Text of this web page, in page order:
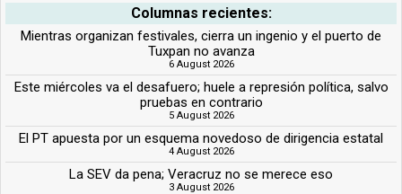
Columnas recientes:
Mientras organizan festivales, cierra un ingenio y el puerto de
Tuxpan no avanza
6 August 2026
Este miércoles va el desafuero; huele a represión política, salvo
pruebas en contrario
5 August 2026
El PT apuesta por un esquema novedoso de dirigencia estatal
4 August 2026
La SEV da pena; Veracruz no se merece eso
3 August 2026